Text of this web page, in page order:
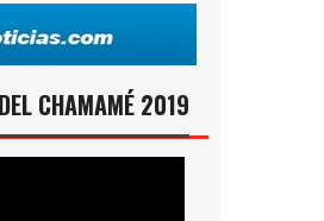
CHAMAMÉ 2019